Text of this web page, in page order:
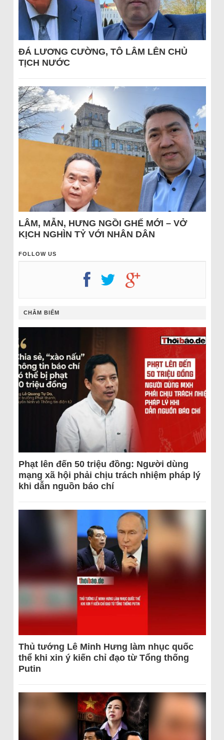
ĐÁ LƯƠNG CƯỜNG, TÔ LÂM LÊN CHỦ
TỊCH NƯỚC
LÂM, MẪN, HƯNG NGỒI GHẾ MỚI – VỞ
KỊCH NGHÌN TỶ VỚI NHÂN DÂN
FOLLOW US
CHÂM BIẾM
Phạt lên đến 50 triệu đồng: Người dùng
mạng xã hội phải chịu trách nhiệm pháp lý
khi dẫn nguồn báo chí
Thủ tướng Lê Minh Hưng làm nhục quốc
thể khi xin ý kiến chỉ đạo từ Tổng thống
Putin